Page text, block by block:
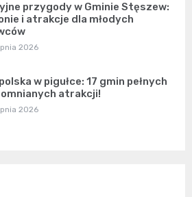
przygody w Gminie Stęszew:
i atrakcje dla młodych
2026
w pigułce: 17 gmin pełnych
atrakcji!
2026